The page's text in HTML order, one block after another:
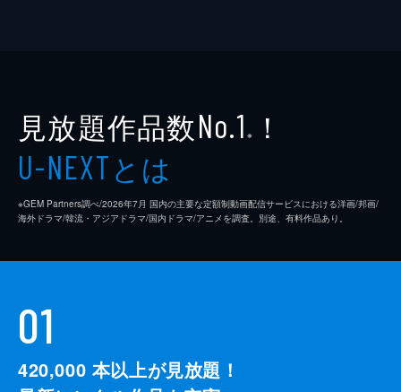
見放題作品数No.1 ※ ！
U-NEXTとは
※GEM Partners調べ/2026年7⽉ 国内の主要な定額制動画配信サービスにおける洋画/邦画/
海外ドラマ/韓流・アジアドラマ/国内ドラマ/アニメを調査。別途、有料作品あり。
01
420,000 本以上が見放題！